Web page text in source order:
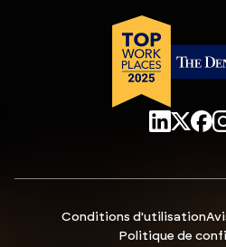
Conditions d'utilisation
Politique de